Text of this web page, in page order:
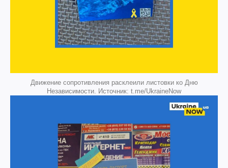
Движение сопротивления расклеили листовки ко Дню
Независимости. Источник: t.me/UkraineNow